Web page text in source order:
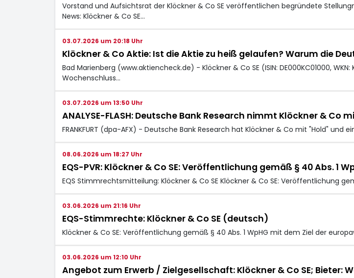
Vorstand und Aufsichtsrat der Klöckner & Co SE veröffentlichen begründete
News: Klöckner & Co SE…
03.07.2026 um 20:18 Uhr
Klöckner & Co Aktie: Ist die Aktie zu heiß gelaufen? Warum die
Bad Marienberg (www.aktiencheck.de) - Klöckner & Co SE (ISIN: DE000KC01000,
Wochenschluss…
03.07.2026 um 13:50 Uhr
ANALYSE-FLASH: Deutsche Bank Research nimmt Klöckner & Co
FRANKFURT (dpa-AFX) - Deutsche Bank Research hat Klöckner & Co mit "Hold" und
08.06.2026 um 18:27 Uhr
EQS-PVR: Klöckner & Co SE: Veröffentlichung gemäß § 40 Abs. 1
EQS Stimmrechtsmitteilung: Klöckner & Co SE Klöckner & Co SE: Veröffentlichung
03.06.2026 um 21:16 Uhr
EQS-Stimmrechte: Klöckner & Co SE (deutsch)
Klöckner & Co SE: Veröffentlichung gemäß § 40 Abs. 1 WpHG mit dem Ziel der
03.06.2026 um 12:10 Uhr
Angebot zum Erwerb / Zielgesellschaft: Klöckner & Co SE; Bieter: